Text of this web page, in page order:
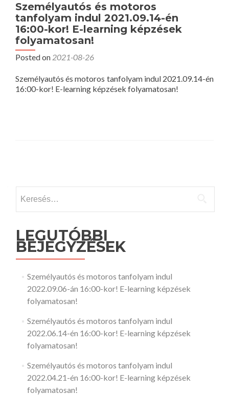
Személyautós és motoros
tanfolyam indul 2021.09.14-én
16:00-kor! E-learning képzések
folyamatosan!
Posted on 2021-08-26
Személyautós és motoros tanfolyam indul 2021.09.14-én
16:00-kor! E-learning képzések folyamatosan!
navigation
LEGUTÓBBI
BEJEGYZÉSEK
Személyautós és motoros tanfolyam indul
2022.09.06-án 16:00-kor! E-learning képzések
folyamatosan!
Személyautós és motoros tanfolyam indul
2022.06.14-én 16:00-kor! E-learning képzések
folyamatosan!
Személyautós és motoros tanfolyam indul
2022.04.21-én 16:00-kor! E-learning képzések
folyamatosan!